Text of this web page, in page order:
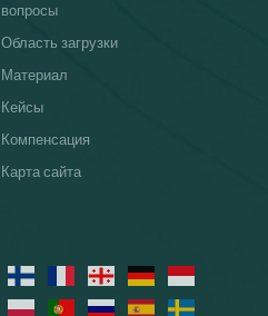
вопросы
Область загрузки
Материал
Кейсы
Компенсация
Карта сайта